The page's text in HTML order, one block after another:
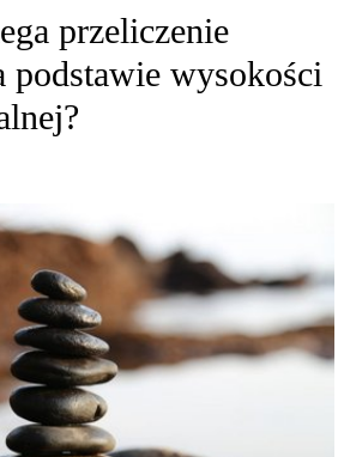
przeliczenie
podstawie wysokości